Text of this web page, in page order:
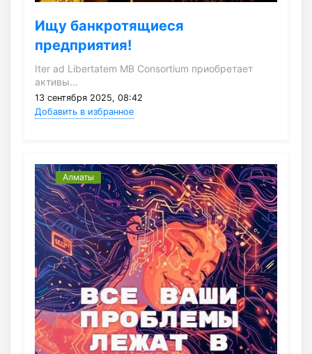
Ищу банкротящиеся
предприятия!
Iter ad Libertatem MB Consortium приобретает
активы…
13 сентября 2025, 08:42
Добавить в избранное
Алматы